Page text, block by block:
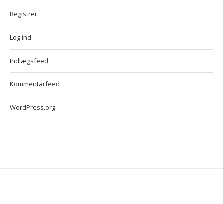
Registrer
Log ind
Indlægsfeed
Kommentarfeed
WordPress.org